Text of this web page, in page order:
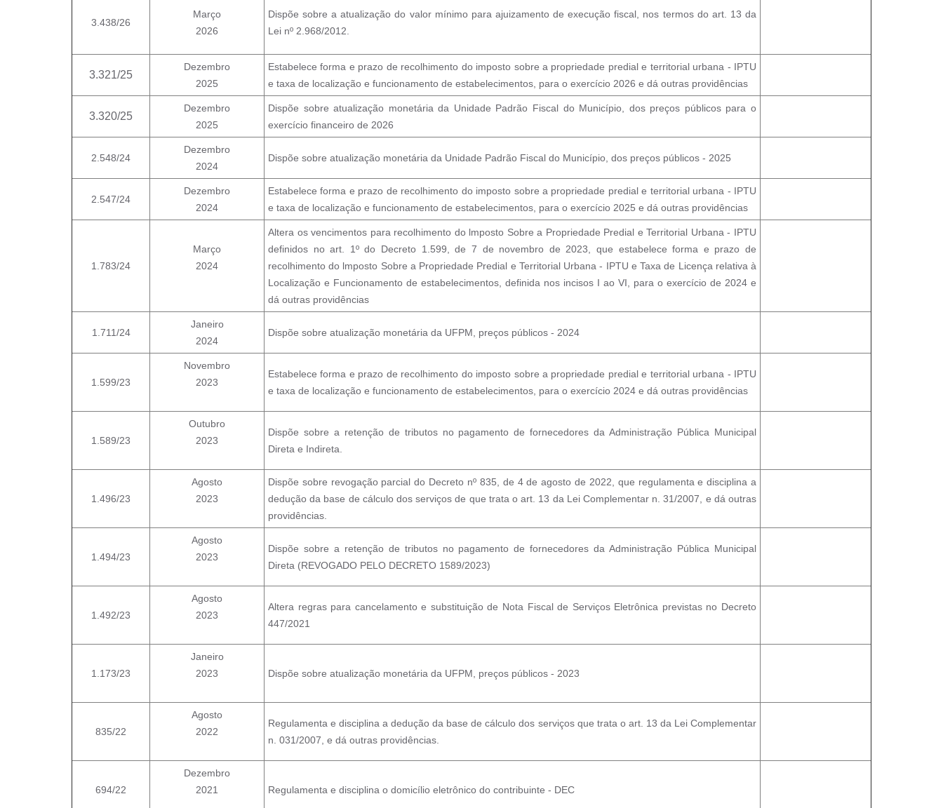
3.438/26
Março
2026
Dispõe sobre a atualização do valor mínimo para ajuizamento de execução fiscal, nos termos do art. 13 da
Lei nº 2.968/2012.
3.321/25
Dezembro
2025
Estabelece forma e prazo de recolhimento do imposto sobre a propriedade predial e territorial urbana - IPTU
e taxa de localização e funcionamento de estabelecimentos, para o exercício 2026 e dá outras providências
3.320/25
Dezembro
2025
Dispõe sobre atualização monetária da Unidade Padrão Fiscal do Município, dos preços públicos para o
exercício financeiro de 2026
2.548/24
Dezembro
2024
Dispõe sobre atualização monetária da Unidade Padrão Fiscal do Município, dos preços públicos - 2025
2.547/24
Dezembro
2024
Estabelece forma e prazo de recolhimento do imposto sobre a propriedade predial e territorial urbana - IPTU
e taxa de localização e funcionamento de estabelecimentos, para o exercício 2025 e dá outras providências
1.783/24
Março
2024
Altera os vencimentos para recolhimento do lmposto Sobre a Propriedade Predial e Territorial Urbana - IPTU
definidos no art. 1º do Decreto 1.599, de 7 de novembro de 2023, que estabelece forma e prazo de
recolhimento do lmposto Sobre a Propriedade Predial e Territorial Urbana - IPTU e Taxa de Licença relativa à
Localização e Funcionamento de estabelecimentos, definida nos incisos I ao VI, para o exercício de 2024 e
dá outras providências
1.711/24
Janeiro
2024
Dispõe sobre atualização monetária da UFPM, preços públicos - 2024
1.599/23
Novembro
2023
Estabelece forma e prazo de recolhimento do imposto sobre a propriedade predial e territorial urbana - IPTU
e taxa de localização e funcionamento de estabelecimentos, para o exercício 2024 e dá outras providências
1.589/23
Outubro
2023
Dispõe sobre a retenção de tributos no pagamento de fornecedores da Administração Pública Municipal
Direta e Indireta.
1.496/23
Agosto
2023
Dispõe sobre revogação parcial do Decreto nº 835, de 4 de agosto de 2022, que regulamenta e disciplina a
dedução da base de cálculo dos serviços de que trata o art. 13 da Lei Complementar n. 31/2007, e dá outras
providências.
1.494/23
Agosto
2023
Dispõe sobre a retenção de tributos no pagamento de fornecedores da Administração Pública Municipal
Direta (REVOGADO PELO DECRETO 1589/2023)
1.492/23
Agosto
2023
Altera regras para cancelamento e substituição de Nota Fiscal de Serviços Eletrônica previstas no Decreto
447/2021
1.173/23
Janeiro
2023
Dispõe sobre atualização monetária da UFPM, preços públicos - 2023
835/22
Agosto
2022
Regulamenta e disciplina a dedução da base de cálculo dos serviços que trata o art. 13 da Lei Complementar
n. 031/2007, e dá outras providências.
694/22
Dezembro
2021
Regulamenta e disciplina o domicílio eletrônico do contribuinte - DEC